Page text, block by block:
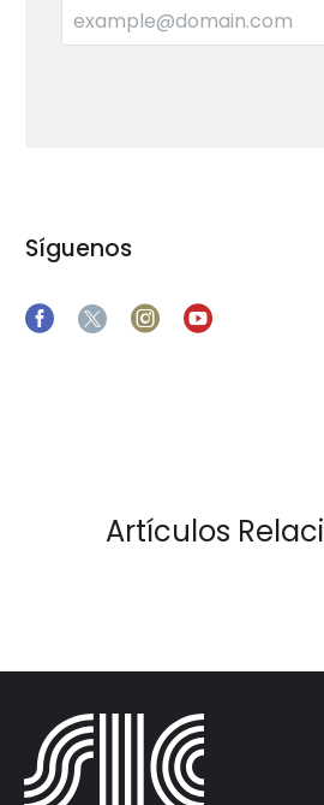
Síguenos
Artículos